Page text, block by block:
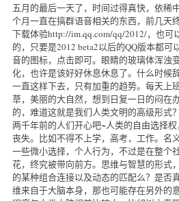
五月的最后一天了，时间过得真快，依稀
个月一直在搞群语音相关的东西，前几天
下载体验http://im.qq.com/qq/2012/，也可
的，只要是2012 beta2以后的QQ版本都可
音的图标，点击即可。眼睛的玻璃体浑浊
化，也许是该好好休息休息了。什么时候
一直这样下去，只有加重的趋势。每天上
草，美丽的大自然，想到日复一日的闷在
的，难道这就是我们人类文明的高级形式
两千年前的人们开心吧~人类的自由选择
丧失。比如不得不上学，高考，工作。名
一些微小选择，个人行为，不过是在整个
花，终究被带向前方。思维与智慧的形式
的某种组合连接以及动态的匹配么？是否
维来自于大脑本身，那也可能存在另外的